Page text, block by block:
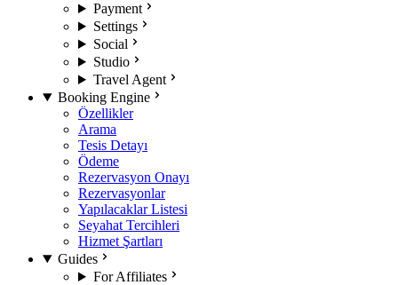
Payment
Settings
Social
Studio
Travel Agent
Booking Engine
Özellikler
Arama
Tesis Detayı
Ödeme
Rezervasyon Onayı
Rezervasyonlar
Yapılacaklar Listesi
Seyahat Tercihleri
Hizmet Şartları
Guides
For Affiliates